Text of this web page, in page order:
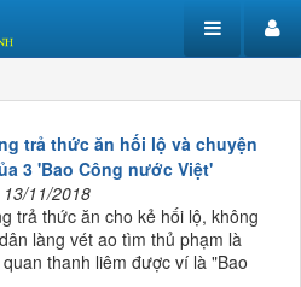
trả thức ăn hối lộ và chuyện
3 'Bao Công nước Việt'
13/11/2018
trả thức ăn cho kẻ hối lộ, không
làng vét ao tìm thủ phạm là
thanh liêm được ví là "Bao